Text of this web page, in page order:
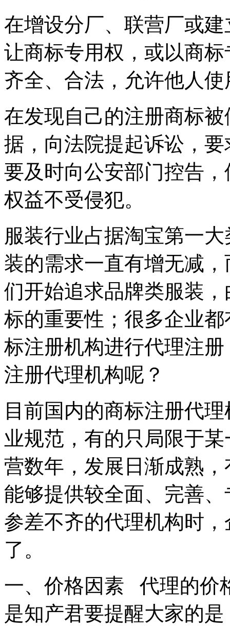
在增设分厂、联营厂或
让商标专用权，或以商
齐全、合法，允许他人
在发现自己的注册商标
据，向法院提起诉讼，
要及时向公安部门控告
权益不受侵犯。
服装行业占据淘宝第一
装的需求一直有增无减
们开始追求品牌类服装
标的重要性；很多企业
标注册机构进行代理注
注册代理机构呢？
目前国内的商标注册代
业规范，有的只局限于
营数年，发展日渐成熟
能够提供较全面、完善
参差不齐的代理机构时
了。
一、价格因素 代理的价
是知产君要提醒大家的